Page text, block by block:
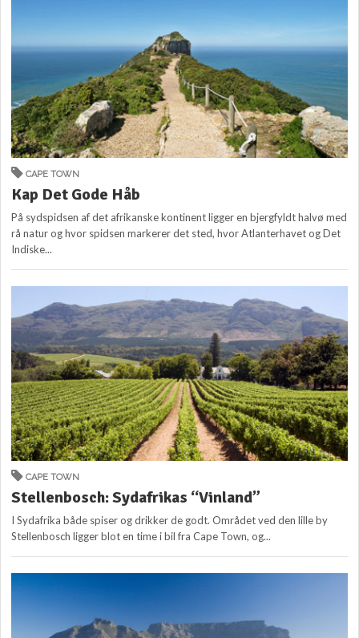
CAPE TOWN
Kap Det Gode Håb
På sydspidsen af det afrikanske kontinent ligger en bjergfyldt halvø med
rå natur og hvor spidsen markerer det sted, hvor Atlanterhavet og Det
Indiske...
CAPE TOWN
Stellenbosch: Sydafrikas “Vinland”
I Sydafrika både spiser og drikker de godt. Området ved den lille by
Stellenbosch ligger blot en time i bil fra Cape Town, og...